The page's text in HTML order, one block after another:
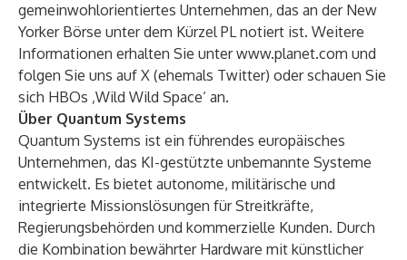
gemeinwohlorientiertes Unternehmen, das an der New
Yorker Börse unter dem Kürzel PL notiert ist. Weitere
Informationen erhalten Sie unterwww.planet.com und
folgen Sie uns auf X (ehemals Twitter) oder schauen Sie
sich HBOs ‚Wild Wild Space‘ an.
Über Quantum Systems
Quantum Systems ist ein führendes europäisches
Unternehmen, das KI-gestützte unbemannte Systeme
entwickelt. Es bietet autonome, militärische und
integrierte Missionslösungen für Streitkräfte,
Regierungsbehörden und kommerzielle Kunden. Durch
die Kombination bewährter Hardware mit künstlicher